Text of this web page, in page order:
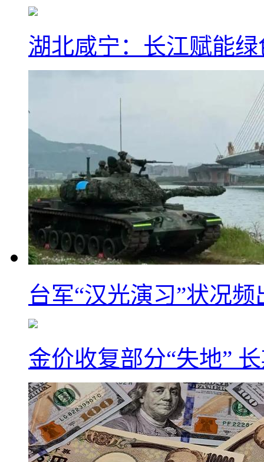
湖北咸宁：长江赋能
台军“汉光演习”状况
金价收复部分“失地”